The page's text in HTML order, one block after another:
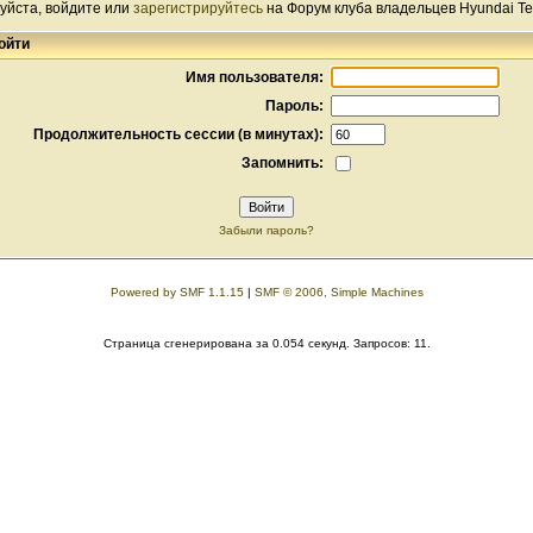
войдите или зарегистрируйтесь на Форум клуба владельцев Hyundai
Имя пользователя:
Пароль:
Продолжительность сессии (в минутах):
Запомнить:
Забыли пароль?
Powered by SMF 1.1.15| SMF © 2006, Simple Machines
Страница сгенерирована за 0.054 секунд. Запросов: 11.